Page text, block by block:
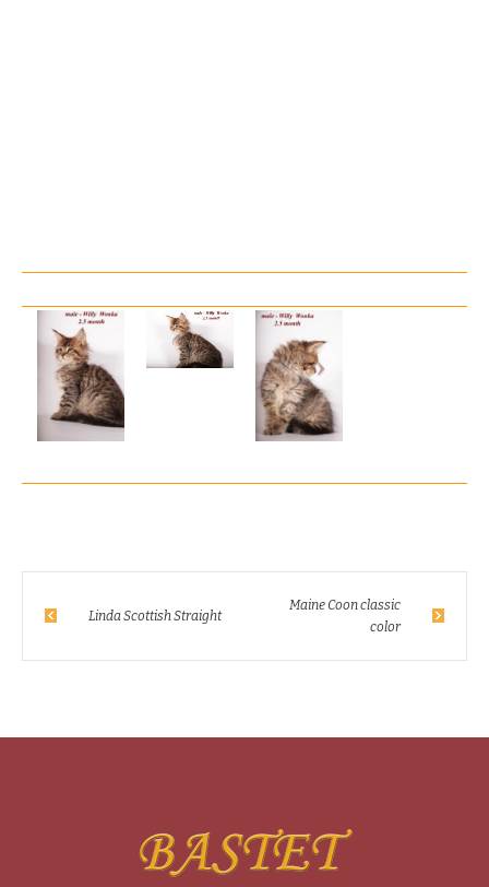
Linda Scottish Straight
Maine Coon classic
color